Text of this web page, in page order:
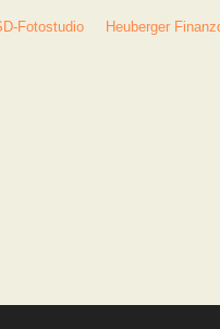
Fotostudio Heuberger